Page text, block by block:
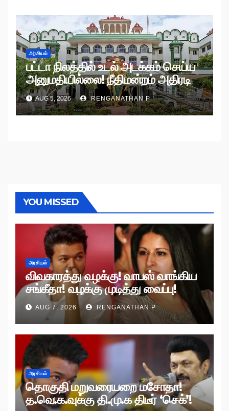
அரசியல்
பட்டா நிலத்தில் உடல் அடக்கம் செய்ய
அனுமதியில்லை! நீதிமன்றம் அதிரடி
உத்தரவு!
AUG 5, 2026 RENGANATHAN P
YOU MISSED
அரசியல்
விவகாரத்து வழக்கு! வாபஸ் வாங்கிய
சங்கீதா! வழக்கு முடித்து வைப்பு!
AUG 7, 2026 RENGANATHAN P
அரசியல்
தொகுதி மறுவரையறை மசோதா!
த.வெ.க.வுக்கு தி.மு.க திடீர் ‘செக்’!